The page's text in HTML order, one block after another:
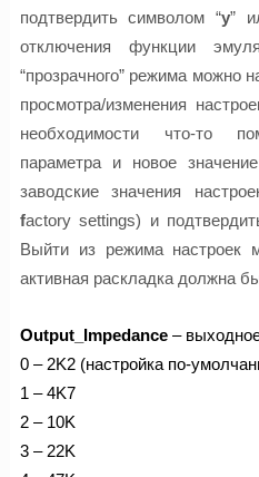
подтвердить символом “y”
отключения функции
“прозрачного” режима можно
просмотра/изменения
необходимости что-то
параметра и новое
заводские значения
factory settings) и
Выйти из режима настроек
активная раскладка должна
Output_Impedance–
0 – 2K2 (настройка по-
1 – 4K7
2 – 10K
3 – 22K